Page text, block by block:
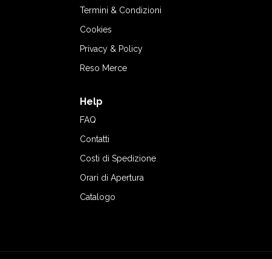
Termini & Condizioni
Cookies
Privacy & Policy
Reso Merce
Help
FAQ
Contatti
Costi di Spedizione
Orari di Apertura
Catalogo